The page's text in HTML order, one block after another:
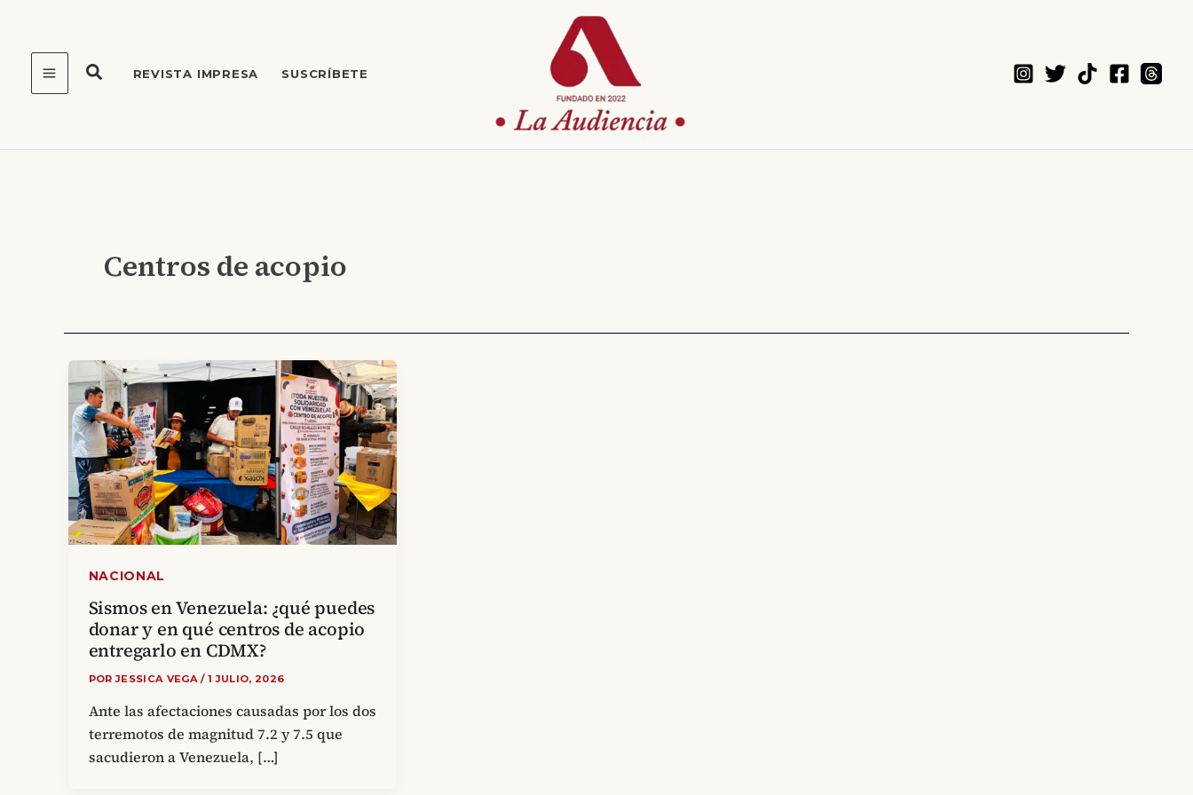
contenido
REVISTA IMPRESA SUSCRÍBETE
Centros de acopio
NACIONAL
Sismos en Venezuela: ¿qué puedes
donar y en qué centros de acopio
entregarlo en CDMX?
PORJESSICA VEGA/ 1 JULIO, 2026
Ante las afectaciones causadas por los dos
terremotos de magnitud 7.2 y 7.5 que
sacudieron a Venezuela, […]